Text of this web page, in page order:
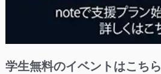
学生無料のイベントはこちら